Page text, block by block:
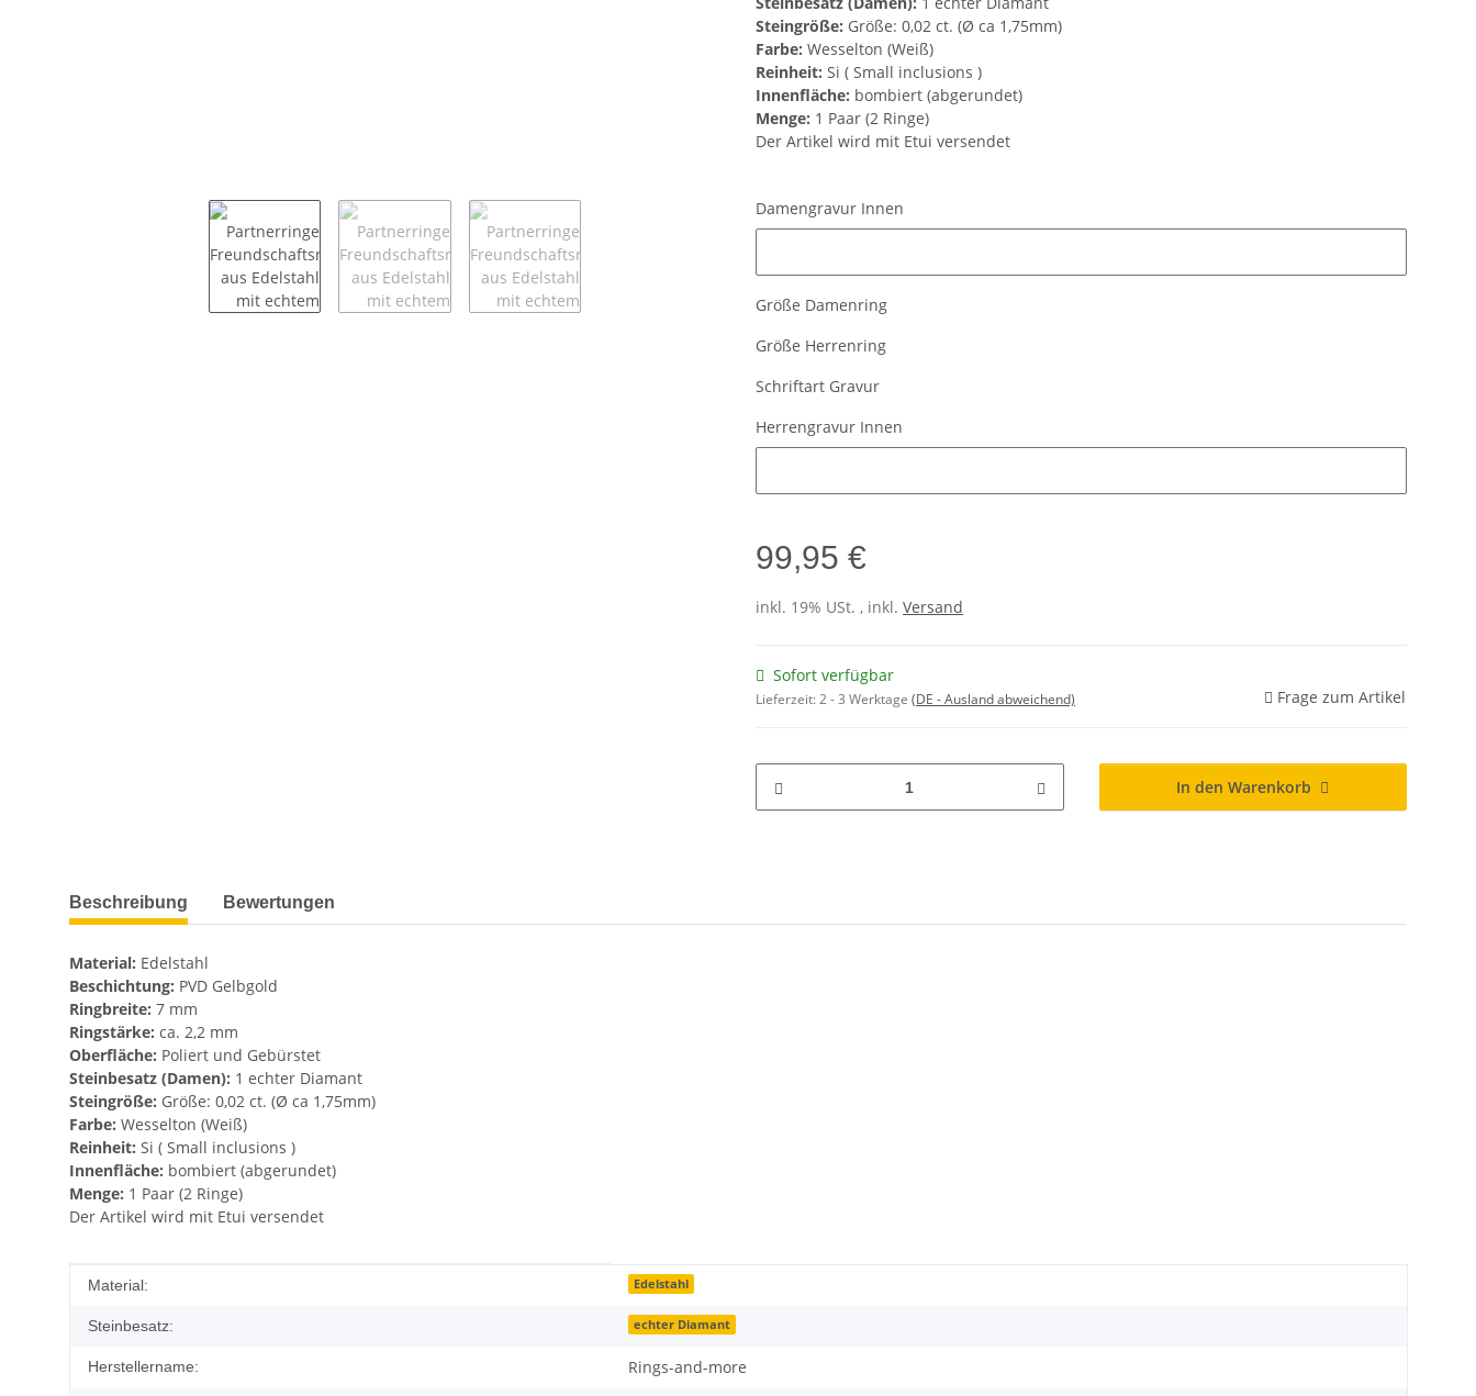
Steingröße: Größe: 0,02 ct. (Ø ca 1,75mm)
Farbe: Wesselton (Weiß)
Reinheit: Si ( Small inclusions )
Innenfläche: bombiert (abgerundet)
Menge: 1 Paar (2 Ringe)
Der Artikel wird mit Etui versendet
Damengravur Innen
Größe Damenring
Größe Herrenring
Schriftart Gravur
Herrengravur Innen
99,95 €
inkl. 19% USt. , inkl. Versand
Sofort verfügbar
Lieferzeit:2 - 3 Werktage (DE - Ausland abweichend) Frage zum Artikel
In den Warenkorb
weitere Registerkarten anzeigen
Beschreibung Bewertungen
Material: Edelstahl
Beschichtung: PVD Gelbgold
Ringbreite: 7 mm
Ringstärke: ca. 2,2 mm
Oberfläche: Poliert und Gebürstet
Steinbesatz (Damen): 1 echter Diamant
Steingröße: Größe: 0,02 ct. (Ø ca 1,75mm)
Farbe: Wesselton (Weiß)
Reinheit: Si ( Small inclusions )
Innenfläche: bombiert (abgerundet)
Menge: 1 Paar (2 Ringe)
Der Artikel wird mit Etui versendet
Produkteigenschaft
Wert
Material: Edelstahl
Steinbesatz: echter Diamant
Herstellername: Rings-and-more